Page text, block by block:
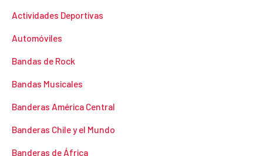
Actividades Deportivas
Automóviles
Bandas de Rock
Bandas Musicales
Banderas América Central
Banderas Chile y el Mundo
Banderas de África